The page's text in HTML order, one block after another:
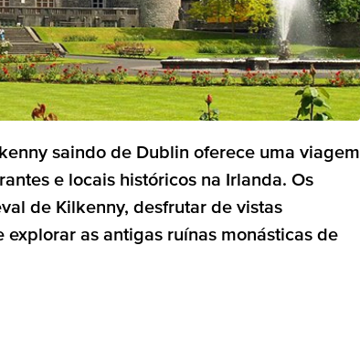
saindo de Dublin oferece uma viagem
e locais históricos na Irlanda. Os
de Kilkenny, desfrutar de vistas
as antigas ruínas monásticas de